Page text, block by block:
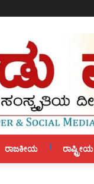
ರಾಜಕೀಯ ರಾಷ್ಟ್ರೀಯ